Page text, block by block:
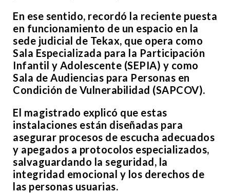
En ese sentido, recordó la reciente puesta
en funcionamiento de un espacio en la
sede judicial de Tekax, que opera como
Sala Especializada para la Participación
Infantil y Adolescente (SEPIA) y como
Sala de Audiencias para Personas en
Condición de Vulnerabilidad (SAPCOV).
El magistrado explicó que estas
instalaciones están diseñadas para
asegurar procesos de escucha adecuados
y apegados a protocolos especializados,
salvaguardando la seguridad, la
integridad emocional y los derechos de
las personas usuarias.